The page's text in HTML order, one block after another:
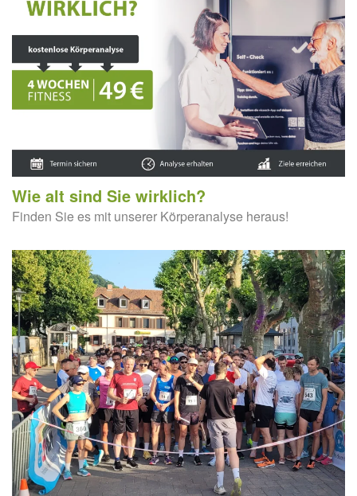
Wie alt sind Sie wirklich?
Finden Sie es mit unserer Körperanalyse heraus!